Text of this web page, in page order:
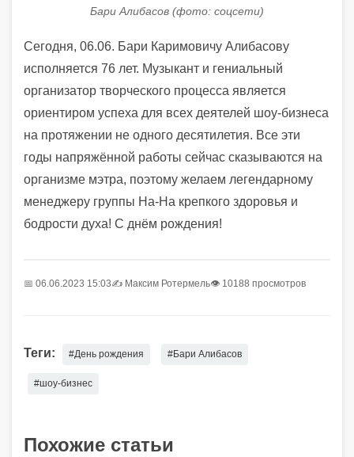
Бари Алибасов (фото: соцсети)
Сегодня, 06.06. Бари Каримовичу Алибасову
исполняется 76 лет. Музыкант и гениальный
организатор творческого процесса является
ориентиром успеха для всех деятелей шоу-бизнеса
на протяжении не одного десятилетия. Все эти
годы напряжённой работы сейчас сказываются на
организме мэтра, поэтому желаем легендарному
менеджеру группы На-На крепкого здоровья и
бодрости духа! С днём рождения!
📅 06.06.2023 15:03✍️ Максим Ротермель👁 10188 просмотров
Теги: #День рождения #Бари Алибасов
#шоу-бизнес
Похожие статьи